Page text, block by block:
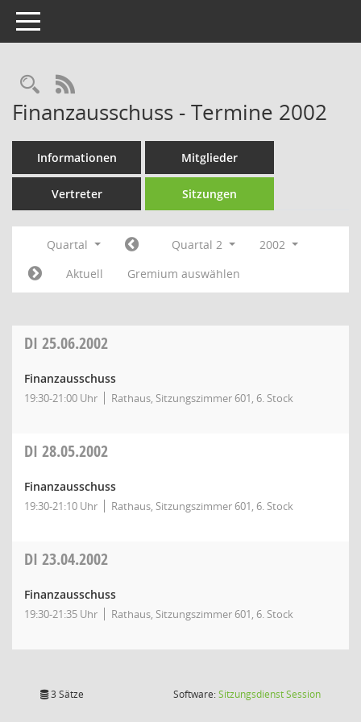
Toggle navigation
Rechercheauswahl
RSS-Feed
Finanzausschuss - Termine 2002
Informationen Mitglieder
Vertreter Sitzungen
Quartal Quartal 2
2002
Aktuell
Gremium auswählen
DI 25.06.2002
Finanzausschuss
19:30-21:00 Uhr Rathaus, Sitzungszimmer 601, 6. Stock
DI 28.05.2002
Finanzausschuss
19:30-21:10 Uhr Rathaus, Sitzungszimmer 601, 6. Stock
DI 23.04.2002
Finanzausschuss
19:30-21:35 Uhr Rathaus, Sitzungszimmer 601, 6. Stock
3 Sätze Software:SitzungsdienstSession(Wird in